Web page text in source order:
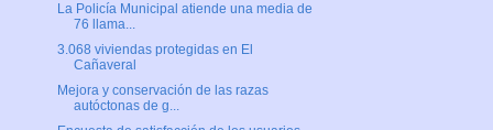
La Policía Municipal atiende una media de
76 llama...
3.068 viviendas protegidas en El
Cañaveral
Mejora y conservación de las razas
autóctonas de g...